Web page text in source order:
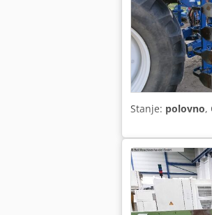
Stanje: polovno,